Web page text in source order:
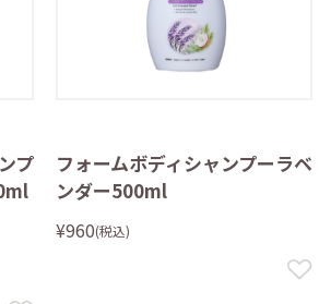
プ
フォームボディシャンプーラベ
ンダー500ml
¥960(税込)